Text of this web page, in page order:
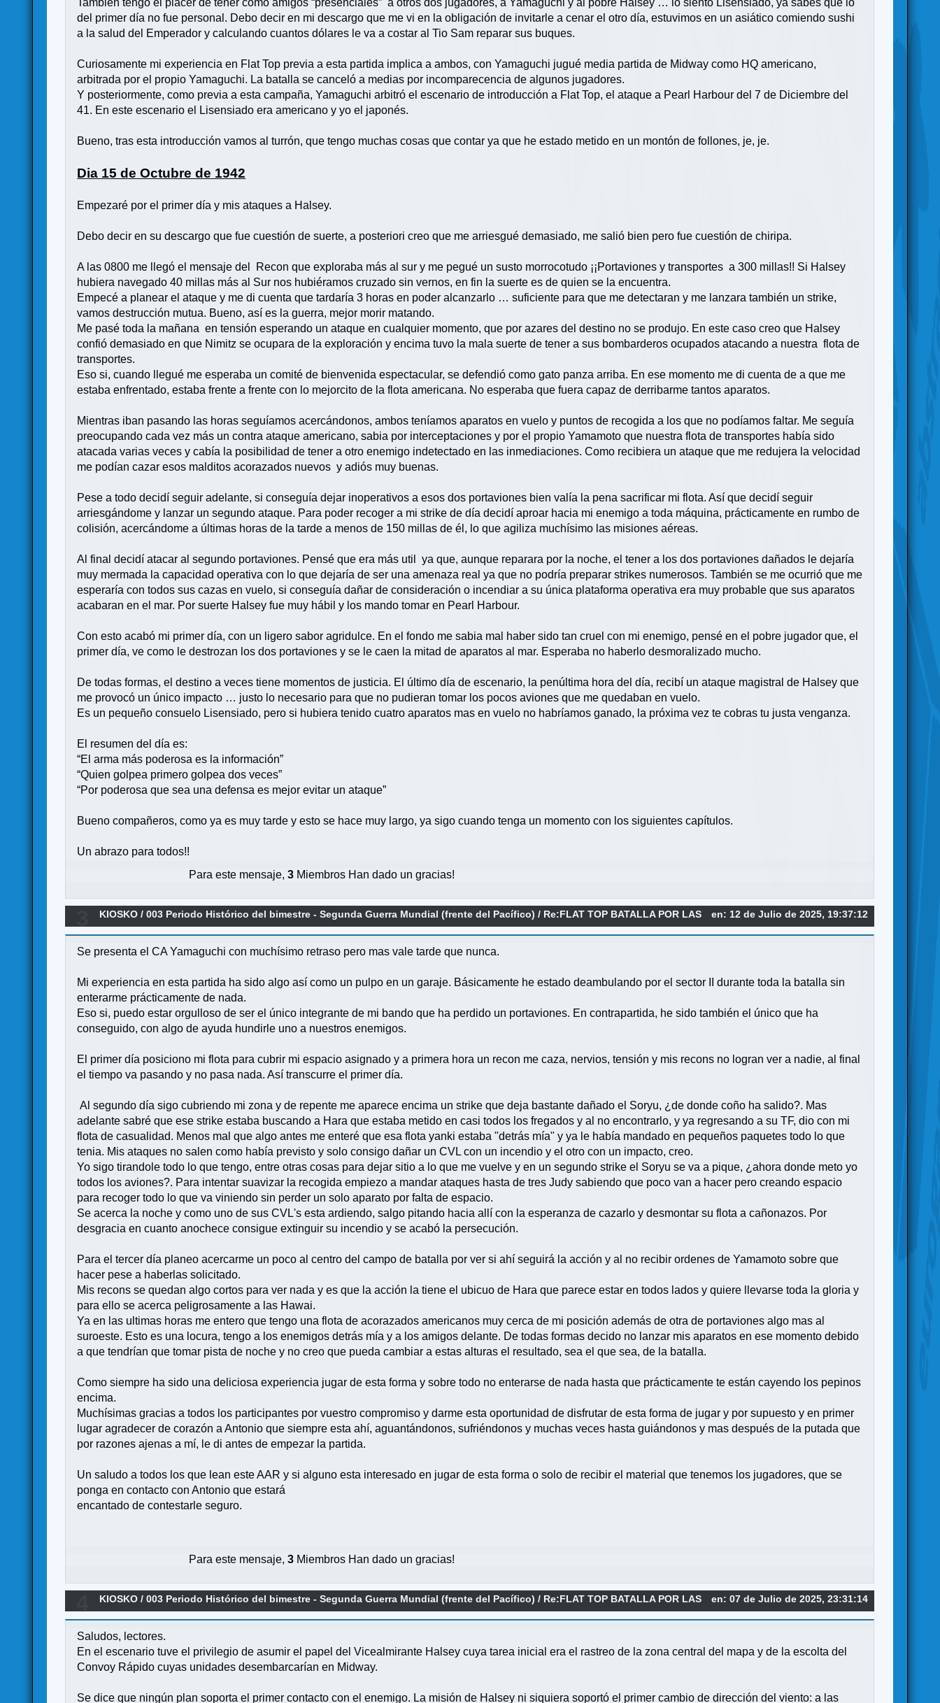
También tengo el placer de tener como amigos “presenciales” a otros dos jugadores, a Yamaguchi y al pobre Halsey … lo siento Lisensiado, ya sabes que lo
del primer día no fue personal. Debo decir en mi descargo que me vi en la obligación de invitarle a cenar el otro día, estuvimos en un asiático comiendo sushi
a la salud del Emperador y calculando cuantos dólares le va a costar al Tio Sam reparar sus buques.
Curiosamente mi experiencia en Flat Top previa a esta partida implica a ambos, con Yamaguchi jugué media partida de Midway como HQ americano,
arbitrada por el propio Yamaguchi. La batalla se canceló a medias por incomparecencia de algunos jugadores.
Y posteriormente, como previa a esta campaña, Yamaguchi arbitró el escenario de introducción a Flat Top, el ataque a Pearl Harbour del 7 de Diciembre del
41. En este escenario el Lisensiado era americano y yo el japonés.
Bueno, tras esta introducción vamos al turrón, que tengo muchas cosas que contar ya que he estado metido en un montón de follones, je, je.
Dia 15 de Octubre de 1942
Empezaré por el primer día y mis ataques a Halsey.
Debo decir en su descargo que fue cuestión de suerte, a posteriori creo que me arriesgué demasiado, me salió bien pero fue cuestión de chiripa.
A las 0800 me llegó el mensaje del Recon que exploraba más al sur y me pegué un susto morrocotudo ¡¡Portaviones y transportes a 300 millas!! Si Halsey
hubiera navegado 40 millas más al Sur nos hubiéramos cruzado sin vernos, en fin la suerte es de quien se la encuentra.
Empecé a planear el ataque y me di cuenta que tardaría 3 horas en poder alcanzarlo … suficiente para que me detectaran y me lanzara también un strike,
vamos destrucción mutua. Bueno, así es la guerra, mejor morir matando.
Me pasé toda la mañana en tensión esperando un ataque en cualquier momento, que por azares del destino no se produjo. En este caso creo que Halsey
confió demasiado en que Nimitz se ocupara de la exploración y encima tuvo la mala suerte de tener a sus bombarderos ocupados atacando a nuestra flota de
transportes.
Eso si, cuando llegué me esperaba un comité de bienvenida espectacular, se defendió como gato panza arriba. En ese momento me di cuenta de a que me
estaba enfrentado, estaba frente a frente con lo mejorcito de la flota americana. No esperaba que fuera capaz de derribarme tantos aparatos.
Mientras iban pasando las horas seguíamos acercándonos, ambos teníamos aparatos en vuelo y puntos de recogida a los que no podíamos faltar. Me seguía
preocupando cada vez más un contra ataque americano, sabia por interceptaciones y por el propio Yamamoto que nuestra flota de transportes había sido
atacada varias veces y cabía la posibilidad de tener a otro enemigo indetectado en las inmediaciones. Como recibiera un ataque que me redujera la velocidad
me podían cazar esos malditos acorazados nuevos y adiós muy buenas.
Pese a todo decidí seguir adelante, si conseguía dejar inoperativos a esos dos portaviones bien valía la pena sacrificar mi flota. Así que decidí seguir
arriesgándome y lanzar un segundo ataque. Para poder recoger a mi strike de día decidí aproar hacia mi enemigo a toda máquina, prácticamente en rumbo de
colisión, acercándome a últimas horas de la tarde a menos de 150 millas de él, lo que agiliza muchísimo las misiones aéreas.
Al final decidí atacar al segundo portaviones. Pensé que era más util ya que, aunque reparara por la noche, el tener a los dos portaviones dañados le dejaría
muy mermada la capacidad operativa con lo que dejaría de ser una amenaza real ya que no podría preparar strikes numerosos. También se me ocurrió que me
esperaría con todos sus cazas en vuelo, si conseguía dañar de consideración o incendiar a su única plataforma operativa era muy probable que sus aparatos
acabaran en el mar. Por suerte Halsey fue muy hábil y los mando tomar en Pearl Harbour.
Con esto acabó mi primer día, con un ligero sabor agridulce. En el fondo me sabia mal haber sido tan cruel con mi enemigo, pensé en el pobre jugador que, el
primer día, ve como le destrozan los dos portaviones y se le caen la mitad de aparatos al mar. Esperaba no haberlo desmoralizado mucho.
De todas formas, el destino a veces tiene momentos de justicia. El último día de escenario, la penúltima hora del día, recibí un ataque magistral de Halsey que
me provocó un único impacto … justo lo necesario para que no pudieran tomar los pocos aviones que me quedaban en vuelo.
Es un pequeño consuelo Lisensiado, pero si hubiera tenido cuatro aparatos mas en vuelo no habríamos ganado, la próxima vez te cobras tu justa venganza.
El resumen del día es:
“El arma más poderosa es la información”
“Quien golpea primero golpea dos veces”
“Por poderosa que sea una defensa es mejor evitar un ataque”
Bueno compañeros, como ya es muy tarde y esto se hace muy largo, ya sigo cuando tenga un momento con los siguientes capítulos.
Un abrazo para todos!!
Para este mensaje,3 Miembros Han dado un gracias!
en: 12 de Julio de 2025, 19:37:12
KIOSKO /003 Periodo Histórico del bimestre - Segunda Guerra Mundial (frente del Pacífico) / Re:FLAT TOP BATALLA POR LAS
Se presenta el CA Yamaguchi con muchísimo retraso pero mas vale tarde que nunca.
Mi experiencia en esta partida ha sido algo así como un pulpo en un garaje. Básicamente he estado deambulando por el sector II durante toda la batalla sin
enterarme prácticamente de nada.
Eso si, puedo estar orgulloso de ser el único integrante de mi bando que ha perdido un portaviones. En contrapartida, he sido también el único que ha
conseguido, con algo de ayuda hundirle uno a nuestros enemigos.
El primer día posiciono mi flota para cubrir mi espacio asignado y a primera hora un recon me caza, nervios, tensión y mis recons no logran ver a nadie, al final
el tiempo va pasando y no pasa nada. Así transcurre el primer día.
Al segundo día sigo cubriendo mi zona y de repente me aparece encima un strike que deja bastante dañado el Soryu, ¿de donde coño ha salido?. Mas
adelante sabré que ese strike estaba buscando a Hara que estaba metido en casi todos los fregados y al no encontrarlo, y ya regresando a su TF, dio con mi
flota de casualidad. Menos mal que algo antes me enteré que esa flota yanki estaba "detrás mía" y ya le había mandado en pequeños paquetes todo lo que
tenia. Mis ataques no salen como había previsto y solo consigo dañar un CVL con un incendio y el otro con un impacto, creo.
Yo sigo tirandole todo lo que tengo, entre otras cosas para dejar sitio a lo que me vuelve y en un segundo strike el Soryu se va a pique, ¿ahora donde meto yo
todos los aviones?. Para intentar suavizar la recogida empiezo a mandar ataques hasta de tres Judy sabiendo que poco van a hacer pero creando espacio
para recoger todo lo que va viniendo sin perder un solo aparato por falta de espacio.
Se acerca la noche y como uno de sus CVL's esta ardiendo, salgo pitando hacia allí con la esperanza de cazarlo y desmontar su flota a cañonazos. Por
desgracia en cuanto anochece consigue extinguir su incendio y se acabó la persecución.
Para el tercer día planeo acercarme un poco al centro del campo de batalla por ver si ahí seguirá la acción y al no recibir ordenes de Yamamoto sobre que
hacer pese a haberlas solicitado.
Mis recons se quedan algo cortos para ver nada y es que la acción la tiene el ubicuo de Hara que parece estar en todos lados y quiere llevarse toda la gloria y
para ello se acerca peligrosamente a las Hawai.
Ya en las ultimas horas me entero que tengo una flota de acorazados americanos muy cerca de mi posición además de otra de portaviones algo mas al
suroeste. Esto es una locura, tengo a los enemigos detrás mía y a los amigos delante. De todas formas decido no lanzar mis aparatos en ese momento debido
a que tendrían que tomar pista de noche y no creo que pueda cambiar a estas alturas el resultado, sea el que sea, de la batalla.
Como siempre ha sido una deliciosa experiencia jugar de esta forma y sobre todo no enterarse de nada hasta que prácticamente te están cayendo los pepinos
encima.
Muchísimas gracias a todos los participantes por vuestro compromiso y darme esta oportunidad de disfrutar de esta forma de jugar y por supuesto y en primer
lugar agradecer de corazón a Antonio que siempre esta ahí, aguantándonos, sufriéndonos y muchas veces hasta guiándonos y mas después de la putada que
por razones ajenas a mí, le di antes de empezar la partida.
Un saludo a todos los que lean este AAR y si alguno esta interesado en jugar de esta forma o solo de recibir el material que tenemos los jugadores, que se
ponga en contacto con Antonio que estará
encantado de contestarle seguro.
Para este mensaje,3 Miembros Han dado un gracias!
en: 07 de Julio de 2025, 23:31:14
KIOSKO /003 Periodo Histórico del bimestre - Segunda Guerra Mundial (frente del Pacífico) / Re:FLAT TOP BATALLA POR LAS
Saludos, lectores.
En el escenario tuve el privilegio de asumir el papel del Vicealmirante Halsey cuya tarea inicial era el rastreo de la zona central del mapa y de la escolta del
Convoy Rápido cuyas unidades desembarcarían en Midway.
Se dice que ningún plan soporta el primer contacto con el enemigo. La misión de Halsey ni siquiera soportó el primer cambio de dirección del viento: a las